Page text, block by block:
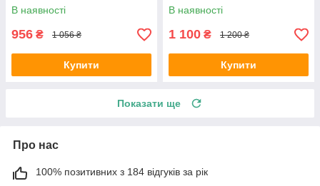
В наявності
956 ₴ 1 056 ₴
Купити
В наявності
1 100 ₴ 1 200 ₴
Купити
Показати ще
Про нас
100% позитивних з 184 відгуків за рік